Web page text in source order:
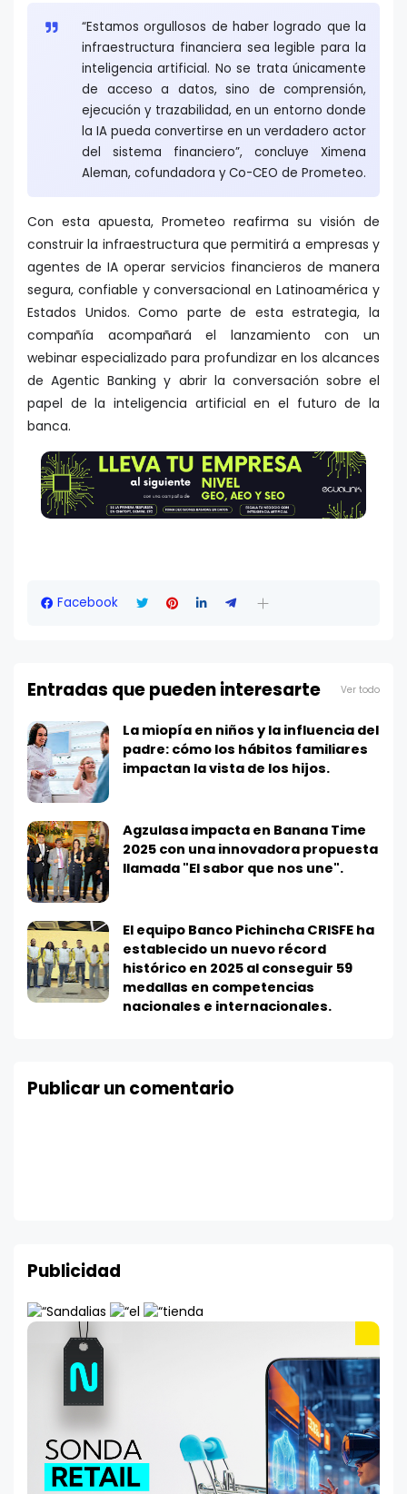
“Estamos orgullosos de haber logrado que la
infraestructura financiera sea legible para la
inteligencia artificial. No se trata únicamente
de acceso a datos, sino de comprensión,
ejecución y trazabilidad, en un entorno donde
la IA pueda convertirse en un verdadero actor
del sistema financiero”, concluye Ximena
Aleman, cofundadora y Co-CEO de Prometeo.
Con esta apuesta, Prometeo reafirma su visión de
construir la infraestructura que permitirá a empresas y
agentes de IA operar servicios financieros de manera
segura, confiable y conversacional en Latinoamérica y
Estados Unidos. Como parte de esta estrategia, la
compañía acompañará el lanzamiento con un
webinar especializado para profundizar en los alcances
de Agentic Banking y abrir la conversación sobre el
papel de la inteligencia artificial en el futuro de la
banca.
Facebook
Entradas que pueden interesarte Ver todo
La miopía en niños y la influencia del
padre: cómo los hábitos familiares
impactan la vista de los hijos.
Agzulasa impacta en Banana Time
2025 con una innovadora propuesta
llamada "El sabor que nos une".
El equipo Banco Pichincha CRISFE ha
establecido un nuevo récord
histórico en 2025 al conseguir 59
medallas en competencias
nacionales e internacionales.
Publicar un comentario
Publicidad